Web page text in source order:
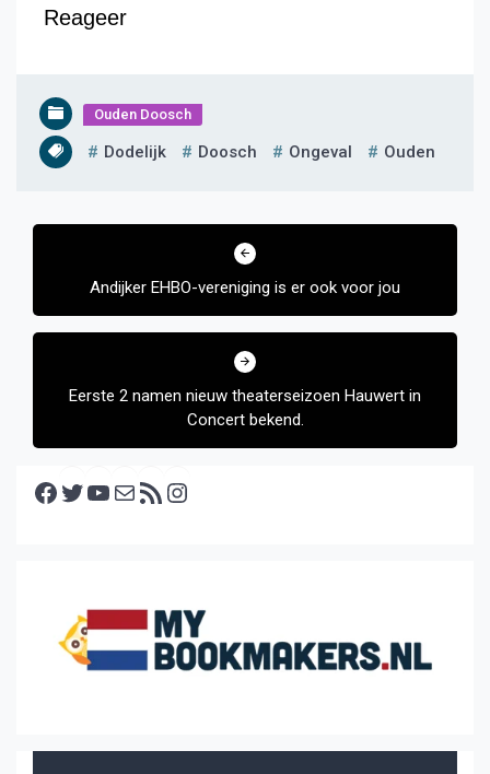
Reageer
Ouden Doosch
Dodelijk Doosch Ongeval Ouden
Bericht
Andijker EHBO-vereniging is er ook voor jou
Eerste 2 namen nieuw theaterseizoen Hauwert in
Concert bekend.
Facebook Twitter YouTube E-mail RSS feed